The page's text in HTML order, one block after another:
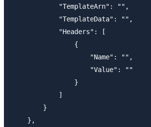
            "TemplateArn": "",
            "TemplateData": "",
            "Headers": [
                {
                    "Name": "",
                    "Value": ""
                }
            ]
        }
    },